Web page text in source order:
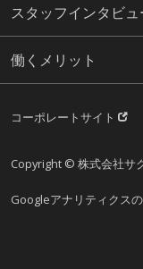
スタッフインタビュ
働くメリット
コーポレートサイト
Copyright © 株式会社サ
Googleアナリティクス